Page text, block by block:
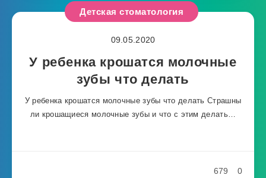
Детская стоматология
09.05.2020
У ребенка крошатся молочные
зубы что делать
У ребенка крошатся молочные зубы что делать Страшны
ли крошащиеся молочные зубы и что с этим делать…
0
679